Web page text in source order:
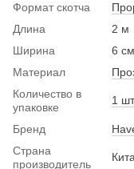
Формат скотча
Длина
2 м
Ширина
6 см
Материал
Количество в
упаковке
1 шт
Бренд
Страна
производитель